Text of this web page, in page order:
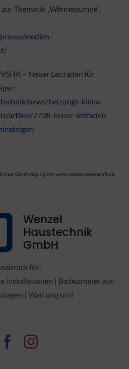
Thematik „Wärmepumpe“,
medien-
– Neuer Leitfaden für
news/heizungs-klima-
artikel/7738-neuer-leitfaden-
Genehmigung vonwww.wasserwaermeluft.de
Wenzel
Haustechnik
GmbH
für:
Installationen | Badezimmer aus
| Wartung und